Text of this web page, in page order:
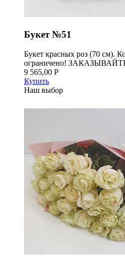
Букет №51
Букет красных роз (70 см).
ограничено!
9 565,00 Р
Купить
Наш выбор